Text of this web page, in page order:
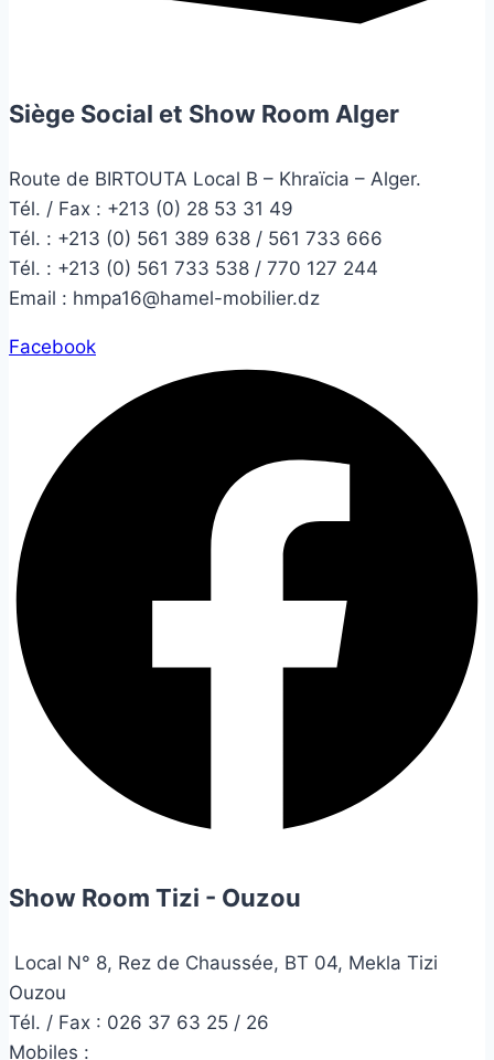
Siège Social et Show Room Alger
Route de BIRTOUTA Local B – Khraïcia – Alger.
Tél. / Fax : +213 (0) 28 53 31 49
Tél. : +213 (0) 561 389 638 / 561 733 666
Tél. : +213 (0) 561 733 538 / 770 127 244
Email : hmpa16@hamel-mobilier.dz
Facebook
Show Room Tizi - Ouzou
Local N° 8, Rez de Chaussée, BT 04, Mekla Tizi
Ouzou
Tél. / Fax : 026 37 63 25 / 26
Mobiles :